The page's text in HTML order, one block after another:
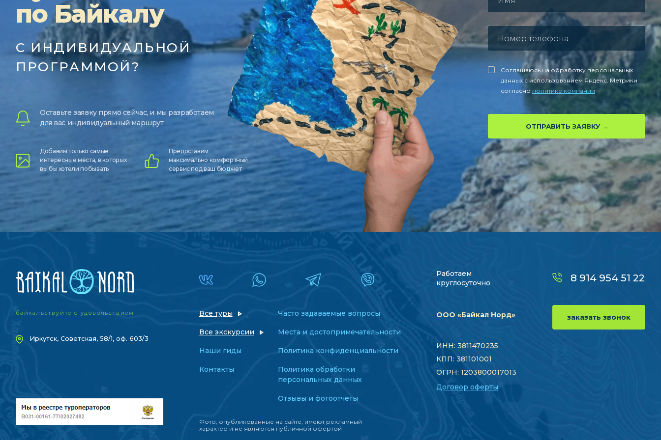
по Байкалу
С ИНДИВИДУАЛЬНОЙ
ПРОГРАММОЙ?
Оставьте заявку прямо сейчас, и мы разработаем
для вас индивидуальный маршрут
Добавим только самые
интересные места, в которых
вы бы хотели побывать
Предоставим
максимально комфортный
сервис под ваш бюджет
Соглашаюсь на обработку персональных
данных с использованием Яндекс. Метрики
согласно политике компании
ОТПРАВИТЬ ЗАЯВКУ
байкальствуйте с удовольствием
Иркутск, Советская, 58/1, оф. 603/3
Все туры
Все экскурсии
Наши гиды
Контакты
Часто задаваемые вопросы
Места и достопримечательности
Политика конфиденциальности
Политика обработки
персональных данных
Отзывы и фотоотчеты
Фото, опубликованные на сайте, имеют рекламный
характер и не являются публичной офертой
Работаем
круглосуточно
ООО «Байкал Норд»
ИНН: 3811470235
КПП: 381101001
ОГРН: 1203800017013
Договор оферты
8 914 954 51 22
заказать звонок